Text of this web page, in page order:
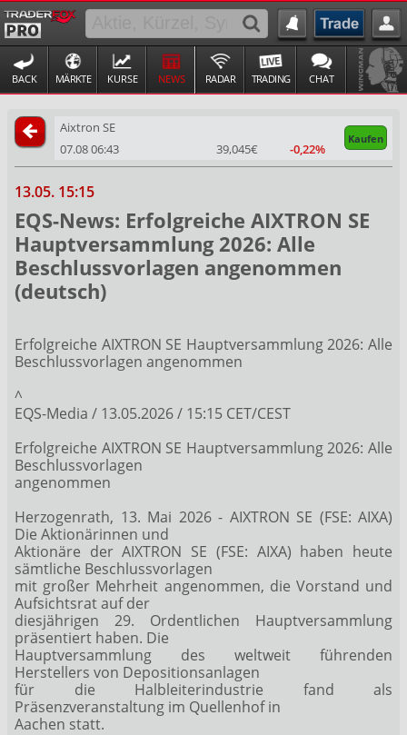
BACK MÄRKTE KURSE NEWS RADAR TRADING CHAT
Aixtron SE
Kaufen
07.08 06:43 39,045€ -0,22%
13.05. 15:15
EQS-News: Erfolgreiche AIXTRON SE
Hauptversammlung 2026: Alle
Beschlussvorlagen angenommen
(deutsch)
Erfolgreiche AIXTRON SE Hauptversammlung 2026: Alle
Beschlussvorlagen angenommen
^
EQS-Media / 13.05.2026 / 15:15 CET/CEST
Erfolgreiche AIXTRON SE Hauptversammlung 2026: Alle
Beschlussvorlagen
angenommen
Herzogenrath, 13. Mai 2026 - AIXTRON SE (FSE: AIXA)
Die Aktionärinnen und
Aktionäre der AIXTRON SE (FSE: AIXA) haben heute
sämtliche Beschlussvorlagen
mit großer Mehrheit angenommen, die Vorstand und
Aufsichtsrat auf der
diesjährigen 29. Ordentlichen Hauptversammlung
präsentiert haben. Die
Hauptversammlung des weltweit führenden
Herstellers von Depositionsanlagen
für die Halbleiterindustrie fand als
Präsenzveranstaltung im Quellenhof in
Aachen statt.